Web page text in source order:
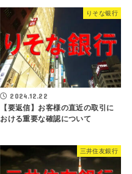
りそな银行
2024.12.22
【要返信】お客様の直近の取引に
おける重要な確認について
三井住友銀行